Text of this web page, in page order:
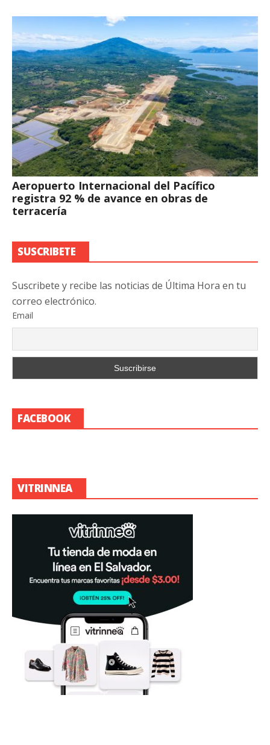
Aeropuerto Internacional del Pacífico
registra 92 % de avance en obras de
terracería
SUSCRIBETE
Suscribete y recibe las noticias de Última Hora en tu
correo electrónico.
Email
FACEBOOK
VITRINNEA